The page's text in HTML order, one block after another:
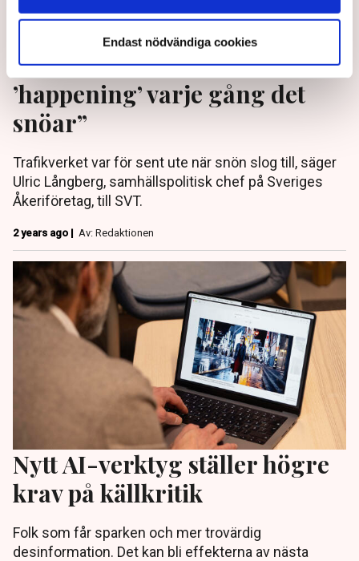
Endast nödvändiga cookies
”Det kan inte bli en
’happening’ varje gång det
snöar”
Trafikverket var för sent ute när snön slog till, säger
Ulric Långberg, samhällspolitisk chef på Sveriges
Åkeriföretag, till SVT.
2 years ago | Av: Redaktionen
Nytt AI-verktyg ställer högre
krav på källkritik
Folk som får sparken och mer trovärdig
desinformation. Det kan bli effekterna av nästa